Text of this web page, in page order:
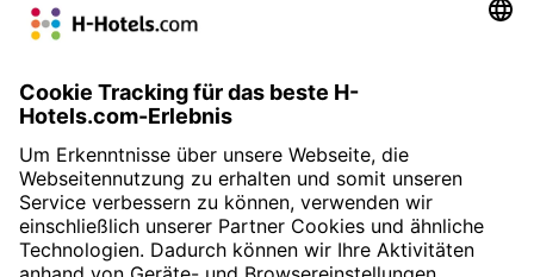
Bestpreis Garantie
228.00 €
Preis pro Person und Arrangement
Angebot